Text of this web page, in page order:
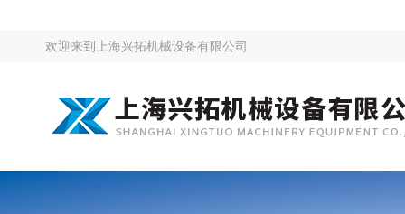
欢迎来到 上海兴拓机械设备有限公司